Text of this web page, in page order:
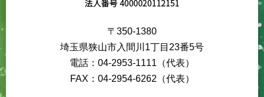
〒350-1380
埼玉県狭山市入間川1丁目23番5号
電話：04-2953-1111（代表）
FAX：04-2954-6262（代表）